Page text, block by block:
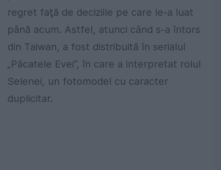
regret faţă de deciziile pe care le-a luat
până acum. Astfel, atunci când s-a întors
din Taiwan, a fost distribuită în serialul
„Păcatele Evei“, în care a interpretat rolul
Selenei, un fotomodel cu caracter
duplicitar.